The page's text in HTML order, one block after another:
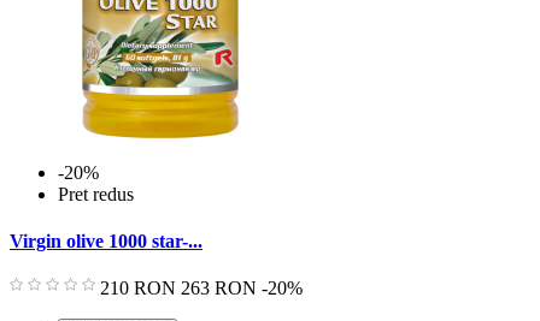
-20%
Pret redus
Virgin olive 1000 star-...
210 RON Pret
263 RON -20%Pret